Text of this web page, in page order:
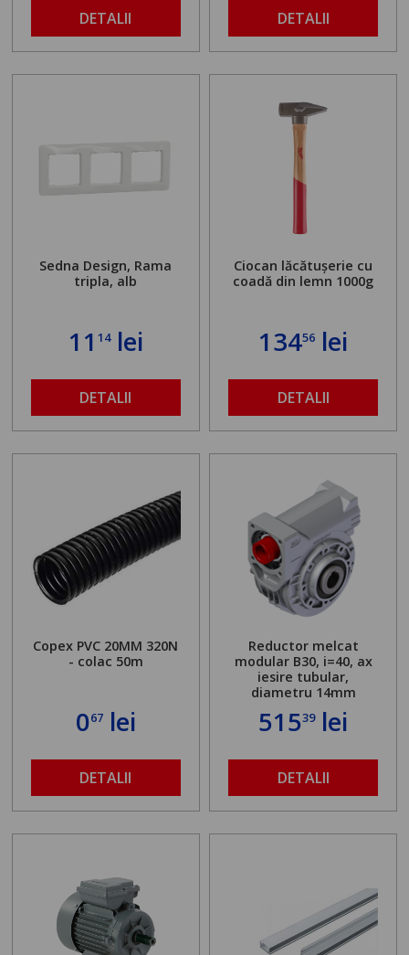
maximă admisă de 500
kg și înălțime reglabilă
de la 1,8 la 2,9 m
DETALII DETALII
Sedna Design, Rama
tripla, alb
11 14lei
DETALII
Ciocan lăcătușerie cu
coadă din lemn 1000g
13456 lei
DETALII
Copex PVC 20MM 320N
- colac 50m
067lei
DETALII
Reductor melcat
modular B30, i=40, ax
iesire tubular,
diametru 14mm
51539lei
DETALII